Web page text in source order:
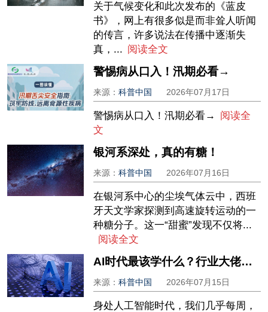
关于气候变化和此次发布的《蓝皮
书》，网上有很多似是而非耸人听闻
的传言，许多说法在传播中逐渐失
真，... 阅读全文
警惕病从口入！汛期必看→
来源：科普中国 2026年07月17日
警惕病从口入！汛期必看→
阅读全
文
银河系深处，真的有糖！
来源：科普中国 2026年07月16日
在银河系中心的尘埃气体云中，西班
牙天文学家探测到高速旋转运动的一
种糖分子。这一“甜蜜”发现不仅将...
阅读全文
AI时代最该学什么？行业大佬的选择有点出人意料......
来源：科普中国 2026年07月15日
身处人工智能时代，我们几乎每周，